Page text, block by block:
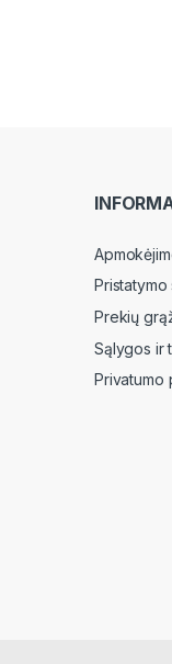
Prekių
Sąlygos ir
Privatumo